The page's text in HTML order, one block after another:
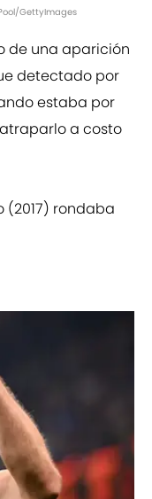
GettyImages
de una aparición
detectado por
estaba por
a costo
(2017) rondaba